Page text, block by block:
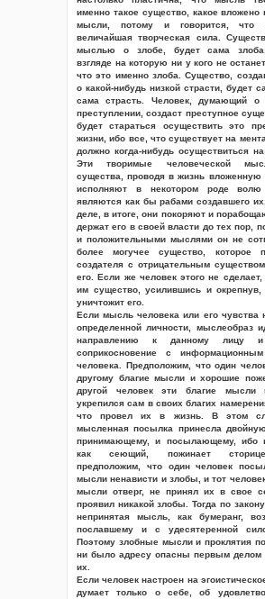
именно такое существо, какое вложено
мысли, потому и говорится, что
величайшая творческая сила.
мыслью о злобе, будет сама
взгляде на которую ни у кого не
что это именно злоба. Существо,
о какой-нибудь низкой страсти, будет
сама страсть. Человек, думающий о
преступлении, создаст преступное
будет стараться осуществить это
жизни, ибо все, что существует на
должно когда-нибудь осуществиться
Эти творимые человеческой
существа, проводя в жизнь вложенную
исполняют в некотором роде
являются как бы рабами создавшего
деле, в итоге, они покоряют и
держат его в своей власти до тех пор,
и положительными мыслями он не
более могучее существо, которое
создателя с отрицательным
его. Если же человек этого не сделает,
им существо, усилившись и
уничтожит его.
Если мысль человека или его чувства
определенной личности, мыслеобраз
направлению к данному лицу
соприкосновение с
человека. Предположим, что один
другому благие мысли и хорошие
другой человек эти благие мысли
укрепился сам в своих благих
что провел их в жизнь. В этом
мысленная посылка принесла
принимающему, и посылающему, ибо
как сеющий, пожинает
предположим, что один человек
мысли ненависти и злобы, и тот
мысли отверг, не принял их в свое
проявил никакой злобы. Тогда по
непринятая мысль, как бумеранг,
пославшему и с удесятеренной
Поэтому злобные мысли и проклятия
ни было адресу опасны первым делом
их.
Если человек настроен на
думает только о себе, об